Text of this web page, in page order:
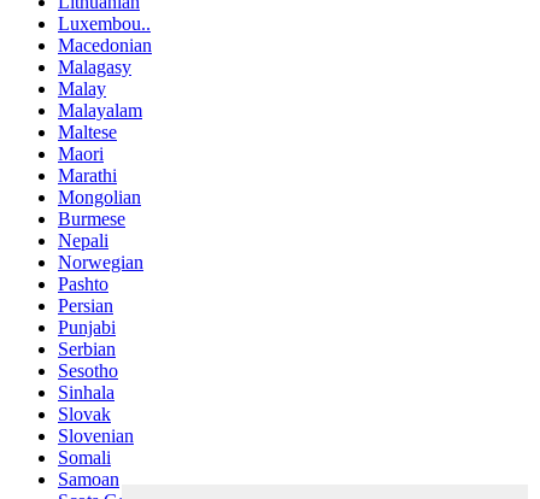
Luxembou..
Macedonian
Malagasy
Malay
Malayalam
Maltese
Maori
Marathi
Mongolian
Burmese
Nepali
Norwegian
Pashto
Persian
Punjabi
Serbian
Sesotho
Sinhala
Slovak
Slovenian
Somali
Samoan